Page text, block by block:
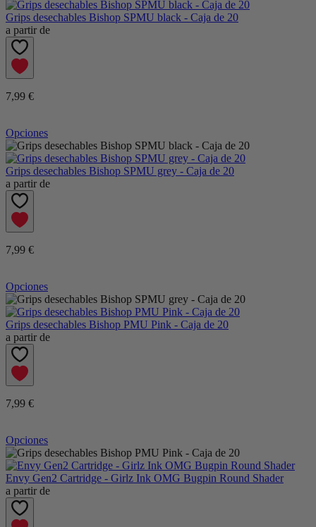
Grips desechables Bishop SPMU black - Caja de 20
a partir de
7,99 €
Opciones
Grips desechables Bishop SPMU grey - Caja de 20
a partir de
7,99 €
Opciones
Grips desechables Bishop PMU Pink - Caja de 20
a partir de
7,99 €
Opciones
Envy Gen2 Cartridge - Girlz Ink OMG Bugpin Round Shader
a partir de